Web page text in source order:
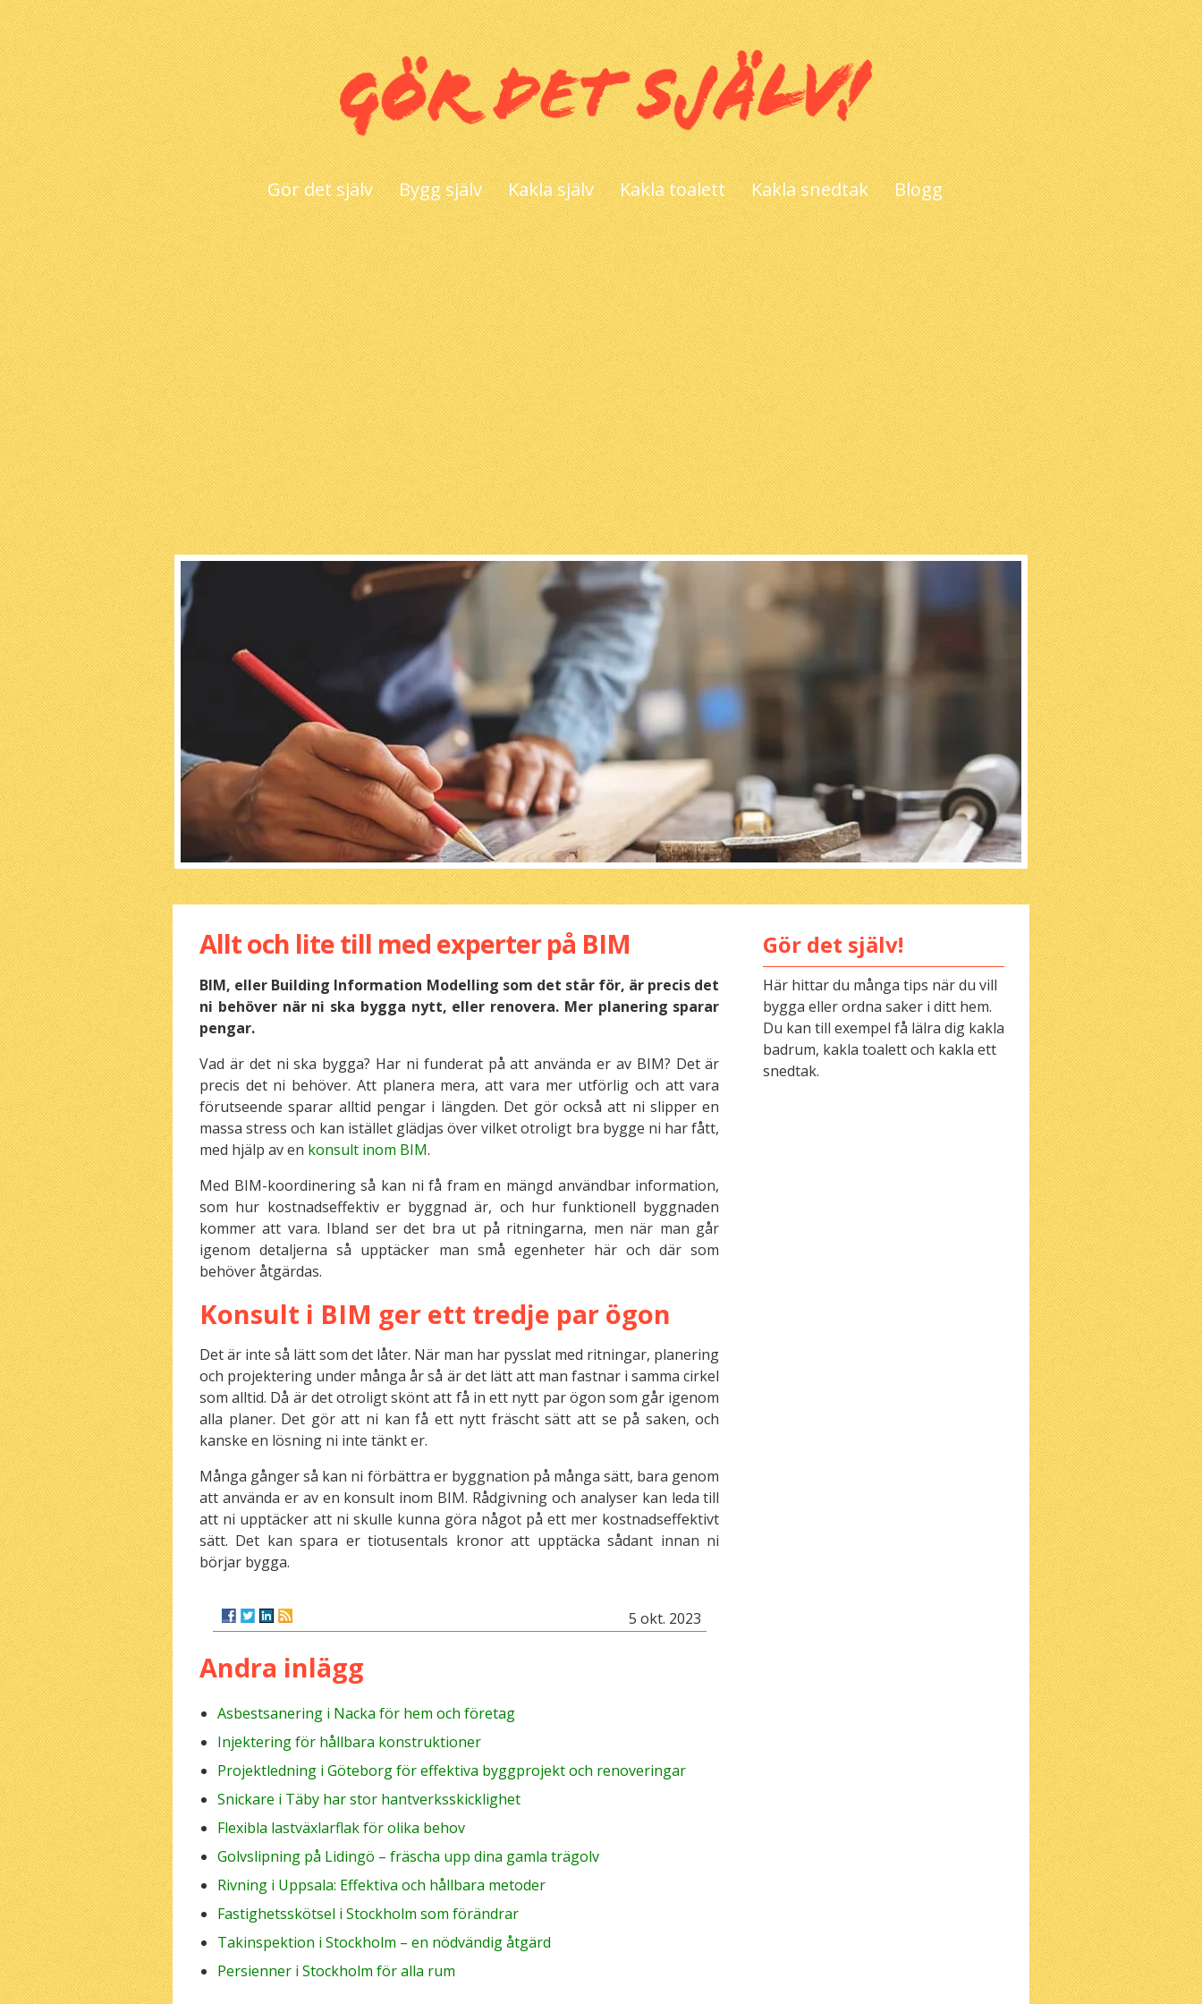
Gör det själv Bygg själv Kakla själv Kakla toalett Kakla snedtak Blogg
Allt och lite till med experter på BIM
BIM, eller Building Information Modelling som det står för, är precis det
ni behöver när ni ska bygga nytt, eller renovera. Mer planering sparar
pengar.
Vad är det ni ska bygga? Har ni funderat på att använda er av BIM? Det är
precis det ni behöver. Att planera mera, att vara mer utförlig och att vara
förutseende sparar alltid pengar i längden. Det gör också att ni slipper en
massa stress och kan istället glädjas över vilket otroligt bra bygge ni har fått,
med hjälp av en konsult inom BIM.
Med BIM-koordinering så kan ni få fram en mängd användbar information,
som hur kostnadseffektiv er byggnad är, och hur funktionell byggnaden
kommer att vara. Ibland ser det bra ut på ritningarna, men när man går
igenom detaljerna så upptäcker man små egenheter här och där som
behöver åtgärdas.
Konsult i BIM ger ett tredje par ögon
Det är inte så lätt som det låter. När man har pysslat med ritningar, planering
och projektering under många år så är det lätt att man fastnar i samma cirkel
som alltid. Då är det otroligt skönt att få in ett nytt par ögon som går igenom
alla planer. Det gör att ni kan få ett nytt fräscht sätt att se på saken, och
kanske en lösning ni inte tänkt er.
Många gånger så kan ni förbättra er byggnation på många sätt, bara genom
att använda er av en konsult inom BIM. Rådgivning och analyser kan leda till
att ni upptäcker att ni skulle kunna göra något på ett mer kostnadseffektivt
sätt. Det kan spara er tiotusentals kronor att upptäcka sådant innan ni
börjar bygga.
5 okt. 2023
Andra inlägg
Asbestsanering i Nacka för hem och företag
Injektering för hållbara konstruktioner
Projektledning i Göteborg för effektiva byggprojekt och renoveringar
Snickare i Täby har stor hantverksskicklighet
Flexibla lastväxlarflak för olika behov
Golvslipning på Lidingö – fräscha upp dina gamla trägolv
Rivning i Uppsala: Effektiva och hållbara metoder
Fastighetsskötsel i Stockholm som förändrar
Takinspektion i Stockholm – en nödvändig åtgärd
Persienner i Stockholm för alla rum
Gör det själv!
Här hittar du många tips när du vill
bygga eller ordna saker i ditt hem.
Du kan till exempel få lälra dig kakla
badrum, kakla toalett och kakla ett
snedtak.